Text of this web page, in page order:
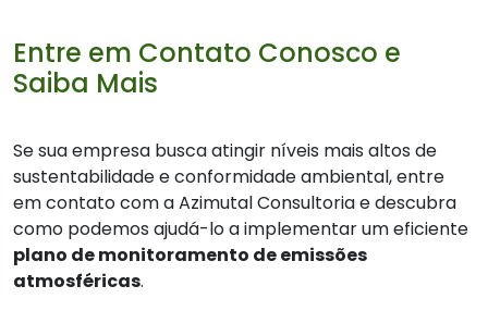
Entre em Contato Conosco e
Saiba Mais
Se sua empresa busca atingir níveis mais altos de
sustentabilidade e conformidade ambiental, entre
em contato com a Azimutal Consultoria e descubra
como podemos ajudá-lo a implementar um eficiente
plano de monitoramento de emissões
atmosféricas.